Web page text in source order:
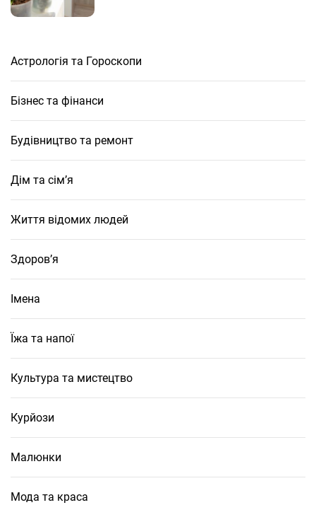
Астрологія та Гороскопи
Бізнес та фінанси
Будівництво та ремонт
Дім та сім’я
Життя відомих людей
Здоров’я
Імена
Їжа та напої
Культура та мистецтво
Курйози
Малюнки
Мода та краса